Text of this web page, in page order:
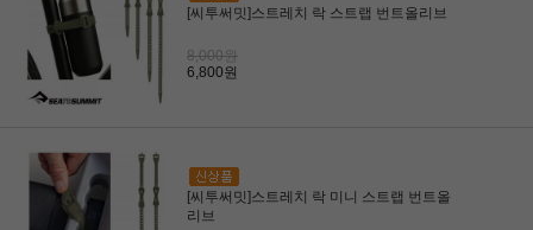
[씨투써밋]스트레치 락 스트랩 번트올리브
8,000원
6,800원
[씨투써밋]스트레치 락 미니 스트랩 번트올
리브